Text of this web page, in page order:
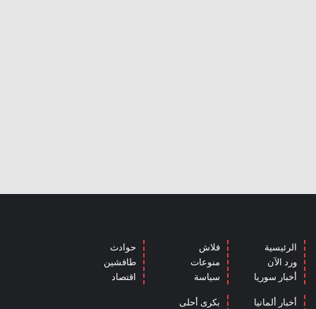
الرئيسية
ورد الآن
أخبار سوريا
فلاش
منوعات
سياسة
حوادث
طافشين
اقتصاد
أخبار ألمانيا
بكرى أحلى